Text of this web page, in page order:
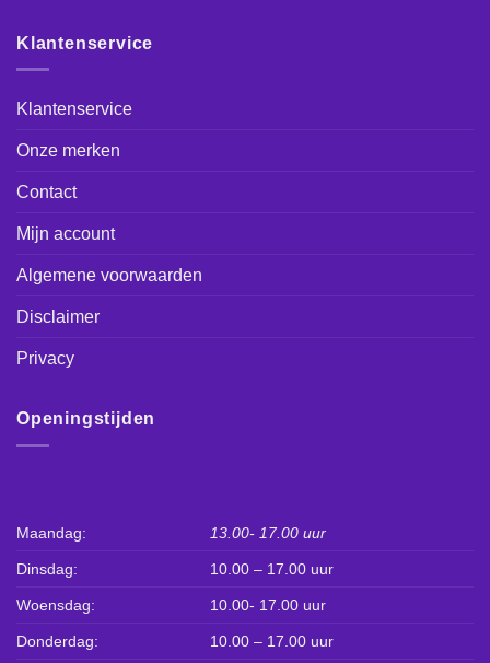
Klantenservice
Klantenservice
Onze merken
Contact
Mijn account
Algemene voorwaarden
Disclaimer
Privacy
Openingstijden
Maandag: 13.00- 17.00 uur
Dinsdag: 10.00 – 17.00 uur
Woensdag: 10.00- 17.00 uur
Donderdag: 10.00 – 17.00 uur